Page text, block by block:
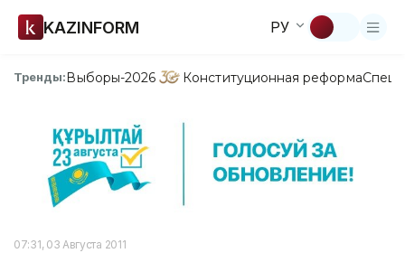
KAZINFORM РУ
Тренды:Выборы-2026 Конституционная реформа
07:31, 03 Августа 2011